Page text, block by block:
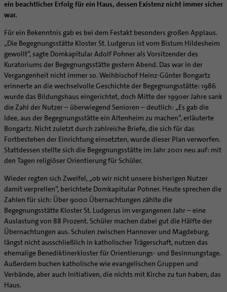
Katholisch heiraten
Wissenswertes zur Hochzeit
Ideen für die Hochzeitsfeier
Trausprüche aus der Bibel
Hochzeits-Symbole
Wo ist der richtige Platz zum Sterben?
Hospiz-Seelsorge
Exerzitien
Kontemplation
Auszeit
Geistliche Begleitung
Lebens- und Glaubensorte
Spirituelle Teambegleitung
Unterstützungsangebote für Seelsorgende
Seelsorgefelder
Frauen
Männer
Queersensible Seelsorge
City- und Passanten
Arbeitnehmer
Altenheim | Senioren
Menschen mit Behinderung
Muttersprachen
Hospiz
Internet- und Telefon
Krankenhaus
Künstler
Glaubenswege
Ehe - Familie - Geschlechtergerechtigkeit
Kategoriale und Diakonale Seelsorge
Notfall
Polizei- und Feuerwehr
Begleitung und Vernetzung
Team
Newsletter
Weitere Infos
Berufe in der Kirche
Raum für Vielfalt
Diakone
Gemeindereferent:in
Pastorale:r Mitarbeiter:in
Pastoralreferent:in
Priester
Kirchenmusiker:in
Religionslehrer:in
Freiwilligendienst
Soziale Berufe in der Caritas
Orden | Gemeinschaften
Frauenorden
Männerorden
Geistliche Gemeinschaften
Ritterorden
Ordo virginum
Bischöfliche Stiftung Gemeinsam für das Leben
Schulpastoral
Religionsunterricht
Service
Stellenanzeigen
Sozialpädagogische Fachkraft (w/m/d) an der
Katholischen Schule Bremerhaven, Grundschule Stella
Maris
Oberschulkonrektorin/Oberschulkonrektor (w/m/d) an
der Bonifatiusschule II in Göttingen
Bistumsarchiv
Bestände
Buchreihen
Gemeindeservice
Digitaler Lesesaal
Verein für Geschichte und Kunst im Bistum Hildesheim
Dombibliothek Hildesheim
Bundeskonferenz der kirchlichen Archive in Deutschland
Stärkung der Demokratie | Einsatz gegen Diskriminierung
LÜCHTENHOF
Familienbildungsstätten
Katholische Erwachsenenbildung
Forschungsinstitut für Philosophie Hannover
Projektförderung
Internationale Freiwilligendienste
Aus dem Bistum in die Welt
Infobrief Weltkirche
missio-Regionalstelle
Bolivienkommission
Café Bolivia
Beratung Direktpartnerschaften
Finanzielle Förderung der Bolivienpartnerschaft
Ökologische Fonds
Politische Lobbyarbeit
Partnerschaftsvereinbarung
Bolivienpartnerschaft Bistum Trier
Bolivienreise mit Bischof Heiner
Bolivientag 2026
Internationale Freiwilligendienste
Aktuelles
Rückkehrenden-Engagement (ehemalige Freiwillige)
Outgoing
Incoming
Taizé-Fahrt Herbst 2026
Katholische Büros
Schöpfungsgerecht 2035
Wir machen Kirche - schöpfungsgerecht
Biologische Vielfalt
Engagiert in der Gesellschaft
Energetisches Sanieren
Fördermittel finden
Mobilität
Ökotheologie
Schöpfungsspiritualität
Umweltbildung
Zukunftsräume
Aktuelles
Veranstaltungen
Angebote
Unterstützung für Pfarreien und Einrichtungen
Prävention
Fortbildungen
Stellenangebote
Liturgie und Kirchenmusik
Lokale Kirchenentwicklung
#diegruenegemeinde
Internationale Freiwilligendienste
Netzwerk ChancenGleich
Büchereien
Newsletter
Personalentwicklung
Unterstützungsangebot für Seelsorgende
Supervision
Coaching
Aufbrüche in der Kirche
Ehrenamtliche
KirchenZeitung online
Materialien
Aktuelles
Altersvorsorge und Ruhestand
Arbeitshilfen
Bistumsatlas
Beruf und Familie
KODA
Direktorium
Mitarbeitervertretung
Institutionelles Schutzkonzept
Kirchlicher Anzeiger
Schematismus
ein beachtlicher Erfolg für ein Haus, dessen Existenz nicht immer sicher
war.
Für ein Bekenntnis gab es bei dem Festakt besonders großen Applaus.
„Die Begegnungsstätte Kloster St. Ludgerus ist vom Bistum Hildesheim
gewollt“, sagte Domkapitular Adolf Pohner als Vorsitzender des
Kuratoriums der Begegnungsstätte gestern Abend. Das war in der
Vergangenheit nicht immer so. Weihbischof Heinz-Günter Bongartz
erinnerte an die wechselvolle Geschichte der Begegnungsstätte: 1986
wurde das Bildungshaus eingerichtet, doch Mitte der 1990er Jahre sank
die Zahl der Nutzer – überwiegend Senioren – deutlich: „Es gab die
Idee, aus der Begegnungsstätte ein Altenheim zu machen“, erläuterte
Bongartz. Nicht zuletzt durch zahlreiche Briefe, die sich für das
Fortbestehen der Einrichtung einsetzten, wurde dieser Plan verworfen.
Stattdessen stellte sich die Begegnungsstätte im Jahr 2001 neu auf: mit
den Tagen religiöser Orientierung für Schüler.
Wieder regten sich Zweifel, „ob wir nicht unsere bisherigen Nutzer
damit verprellen“, berichtete Domkapitular Pohner. Heute sprechen die
Zahlen für sich: Über 9000 Übernachtungen zählte die
Begegnungsstätte Kloster St. Ludgerus im vergangenen Jahr – eine
Auslastung von 88 Prozent. Schüler machen dabei gut die Hälfte der
Übernachtungen aus. Schulen zwischen Hannover und Magdeburg,
längst nicht ausschließlich in katholischer Trägerschaft, nutzen das
ehemalige Benediktinerkloster für Orientierungs- und Besinnungstage.
Außerdem buchen katholische wie evangelischen Gruppen und
Verbände, aber auch Initiativen, die nichts mit Kirche zu tun haben, das
Haus.